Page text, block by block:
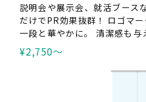
説明会や展示会、就活ブース
だけでPR効果抜群！ ロゴマ
一段と華やかに。 清潔感も
です。 １枚から製作可能です
送品の為、代引き不可。
¥2,750〜